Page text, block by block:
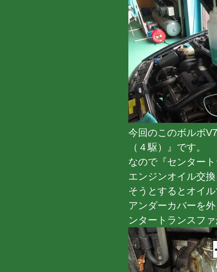
今回のこのボルボ
（４駆）』です。
なので『センター
エンジンオイル交
そうとするとオイ
アンダーカバーを
ンタートランスフ